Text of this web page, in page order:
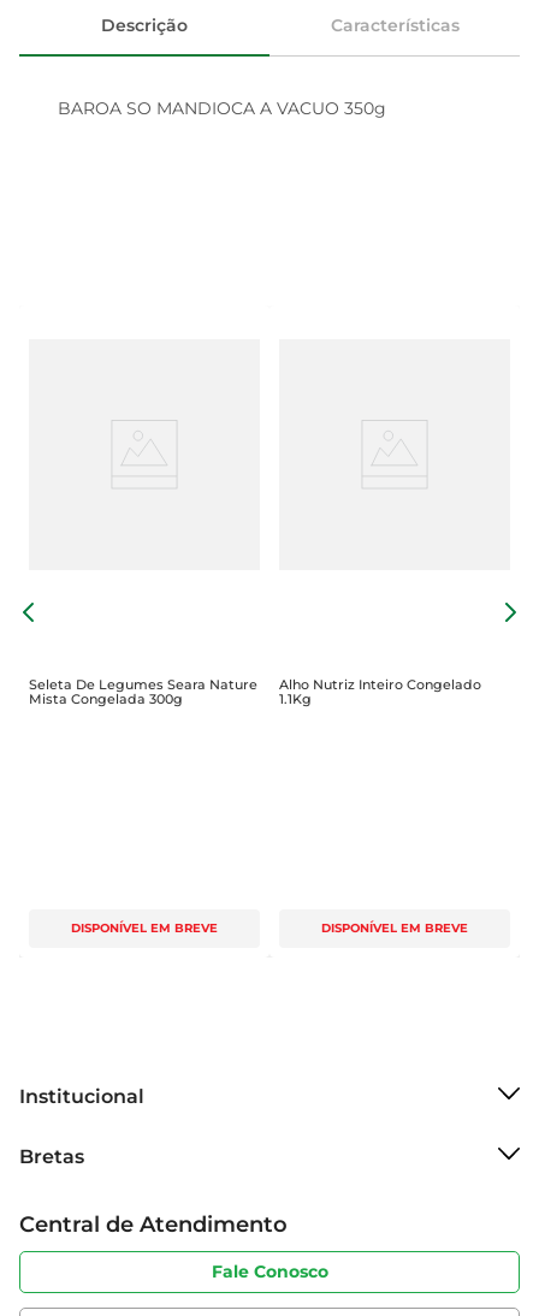
Descrição Características
BAROA SO MANDIOCA A VACUO 350g
Seleta De Legumes Seara Nature
Mista Congelada 300g
DISPONÍVEL EM BREVE
Alho Nutriz Inteiro Congelado
1.1Kg
DISPONÍVEL EM BREVE
Institucional
Grupo Cencosud
Sobre privacidade
Portal do fornecedor
Bretas
Produtos Bretas
Código de ética
Serviços
Central de Atendimento
Fale Conosco